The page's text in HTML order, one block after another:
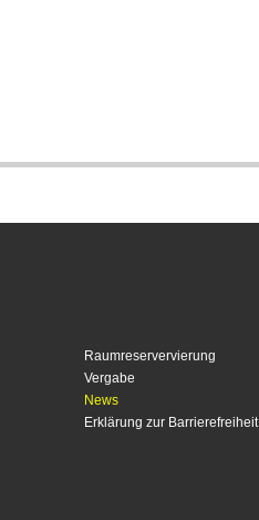
Raumreservervierung
Vergabe
News
Erklärung zur Barrierefreiheit